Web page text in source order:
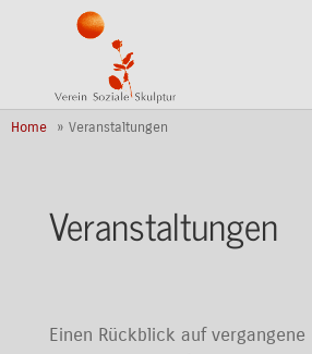
Home Veranstaltungen
Veranstaltungen
Einen Rückblick auf vergangene